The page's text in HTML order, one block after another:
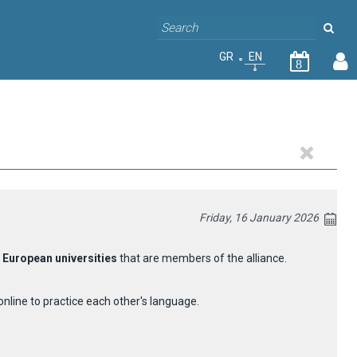
GR EN
8
Friday, 16 January 2026
European universities that are members of the alliance.
to practice each other's language.